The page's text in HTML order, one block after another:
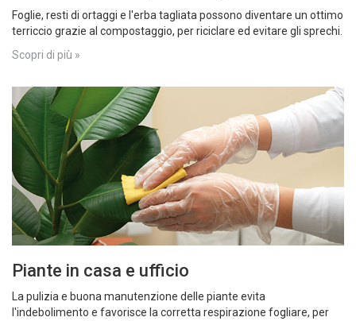
Foglie, resti di ortaggi e l'erba tagliata possono diventare un ottimo
terriccio grazie al compostaggio, per riciclare ed evitare gli sprechi.
Scopri di più »
Piante in casa e ufficio
La pulizia e buona manutenzione delle piante evita
l'indebolimento e favorisce la corretta respirazione fogliare, per